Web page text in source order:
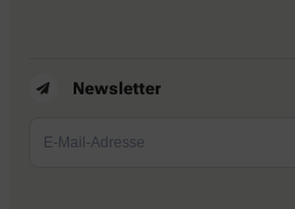
Newsletter